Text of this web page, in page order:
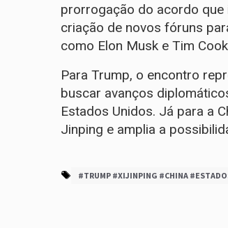
prorrogação do acordo que
criação de novos fóruns
como Elon Musk e Tim
Para Trump, o encontro
buscar avanços
Estados Unidos. Já para a
Jinping e amplia a
#TRUMP #XIJINPING #CHINA